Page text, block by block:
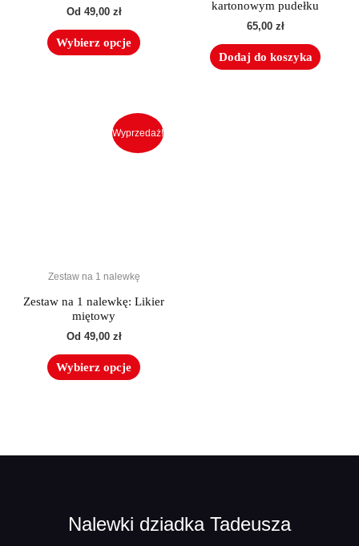
Od 49,00 zł
Wybierz opcje
kartonowym pudełku
65,00 zł
Dodaj do koszyka
Wyprzedaż!
Zestaw na 1 nalewkę
Zestaw na 1 nalewkę: Likier
miętowy
Od 49,00 zł
Wybierz opcje
Ten
produkt
ma
stronie
produktu
Nalewki dziadka Tadeusza